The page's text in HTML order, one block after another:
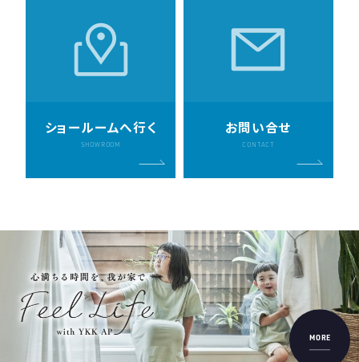
ショールームへ行く
SHOWROOM
お問い合せ
CONTACT
MORE